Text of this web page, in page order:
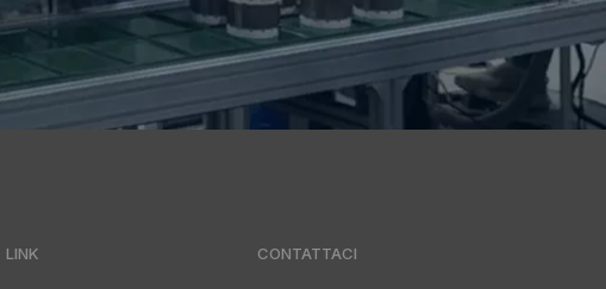
LINK CONTATTACI